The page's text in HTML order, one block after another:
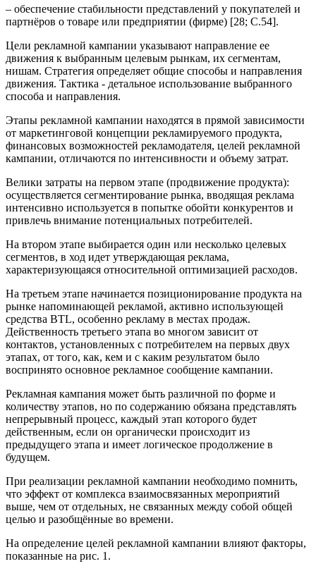
– обеспечение стабильности представлений у покупателей и
партнёров о товаре или предприятии (фирме) [28; С.54].
Цели рекламной кампании указывают направление ее
движения к выбранным целевым рынкам, их сегментам,
нишам. Стратегия определяет общие способы и направления
движения. Тактика - детальное использование выбранного
способа и направления.
Этапы рекламной кампании находятся в прямой зависимости
от маркетинговой концепции рекламируемого продукта,
финансовых возможностей рекламодателя, целей рекламной
кампании, отличаются по интенсивности и объему затрат.
Велики затраты на первом этапе (продвижение продукта):
осуществляется сегментирование рынка, вводящая реклама
интенсивно используется в попытке обойти конкурентов и
привлечь внимание потенциальных потребителей.
На втором этапе выбирается один или несколько целевых
сегментов, в ход идет утверждающая реклама,
характеризующаяся относительной оптимизацией расходов.
На третьем этапе начинается позиционирование продукта на
рынке напоминающей рекламой, активно использующей
средства BTL, особенно рекламу в местах продаж.
Действенность третьего этапа во многом зависит от
контактов, установленных с потребителем на первых двух
этапах, от того, как, кем и с каким результатом было
воспринято основное рекламное сообщение кампании.
Рекламная кампания может быть различной по форме и
количеству этапов, но по содержанию обязана представлять
непрерывный процесс, каждый этап которого будет
действенным, если он органически происходит из
предыдущего этапа и имеет логическое продолжение в
будущем.
При реализации рекламной кампании необходимо помнить,
что эффект от комплекса взаимосвязанных мероприятий
выше, чем от отдельных, не связанных между собой общей
целью и разобщённые во времени.
На определение целей рекламной кампании влияют факторы,
показанные на рис. 1.